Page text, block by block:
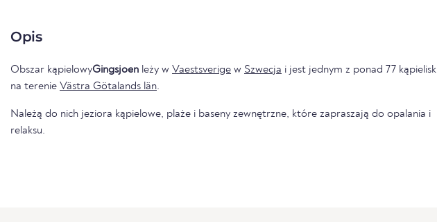
Opis
Obszar kąpielowyGingsjoen leży w Vaestsverige w Szwecja i jest jednym z ponad 77 kąpielisk
na terenie Västra Götalands län.
Należą do nich jeziora kąpielowe, plaże i baseny zewnętrzne, które zapraszają do opalania i
relaksu.